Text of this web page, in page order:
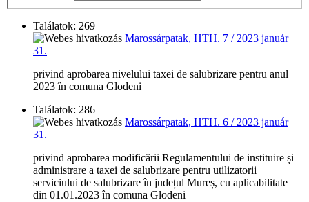
Találatok: 269
Marossárpatak, HTH. 7 / 2023 január
31.
privind aprobarea nivelului taxei de salubrizare pentru anul
2023 în comuna Glodeni
Találatok: 286
Marossárpatak, HTH. 6 / 2023 január
31.
privind aprobarea modificării Regulamentului de instituire și
administrare a taxei de salubrizare pentru utilizatorii
serviciului de salubrizare în județul Mureș, cu aplicabilitate
din 01.01.2023 în comuna Glodeni